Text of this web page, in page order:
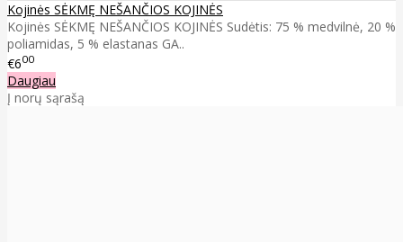
Kojinės SĖKMĘ NEŠANČIOS KOJINĖS
Kojinės SĖKMĘ NEŠANČIOS KOJINĖS Sudėtis: 75 % medvilnė, 20 %
poliamidas, 5 % elastanas GA..
€600
Daugiau
Į norų sąrašą